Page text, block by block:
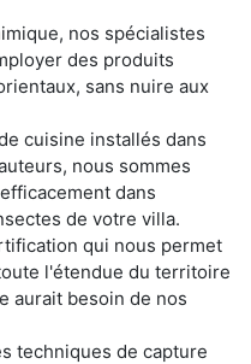
nos spécialistes
des produits
sans nuire aux
cuisine installés dans
nous sommes
dans
de votre villa.
qui nous permet
l'étendue du territoire
aurait besoin de nos
techniques de capture